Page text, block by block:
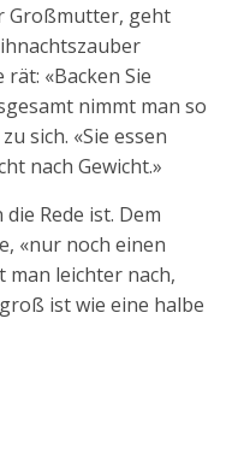
Großmutter, geht
«Backen Sie
nimmt man so
sich. «Sie essen
nach Gewicht.»
Rede ist. Dem
«nur noch einen
man leichter nach,
ist wie eine halbe